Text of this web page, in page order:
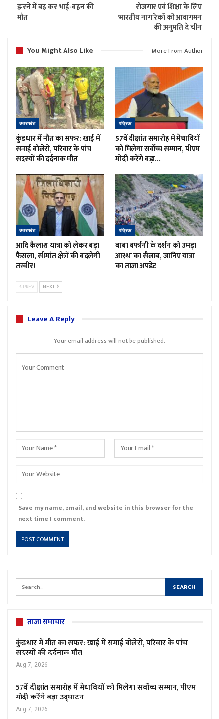
झरने में बह कर भाई-बहन की
मौत
रोजगार एवं शिक्षा के लिए
भारतीय नागरिकों को आवागमन
की अनुमति दे चीन
You Might Also Like
More From Author
उत्तराखंड
कुंडधार में मौत का सफर: खाई में
समाई बोलेरो, परिवार के पांच
सदस्यों की दर्दनाक मौत
पत्रिका
57वें दीक्षांत समारोह में मेधावियों
को मिलेगा सर्वोच्च सम्मान, पीएम
मोदी करेंगे बड़ा…
उत्तराखंड
आदि कैलाश यात्रा को लेकर बड़ा
फैसला, सीमांत क्षेत्रों की बदलेगी
तस्वीर!
पत्रिका
बाबा बर्फानी के दर्शन को उमड़ा
आस्था का सैलाब, जानिए यात्रा
का ताजा अपडेट
PREV NEXT
Leave A Reply
Your email address will not be published.
Save my name, email, and website in this browser for the
next time I comment.
ताजा समाचार
कुंडधार में मौत का सफर: खाई में समाई बोलेरो, परिवार के पांच
सदस्यों की दर्दनाक मौत
Aug 7, 2026
57वें दीक्षांत समारोह में मेधावियों को मिलेगा सर्वोच्च सम्मान, पीएम
मोदी करेंगे बड़ा उद्घाटन
Aug 7, 2026